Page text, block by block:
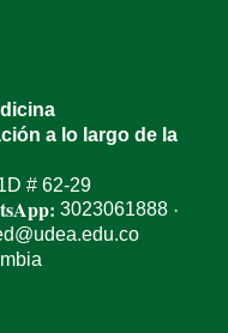
a lo largo de la
# 62-29
3023061888·